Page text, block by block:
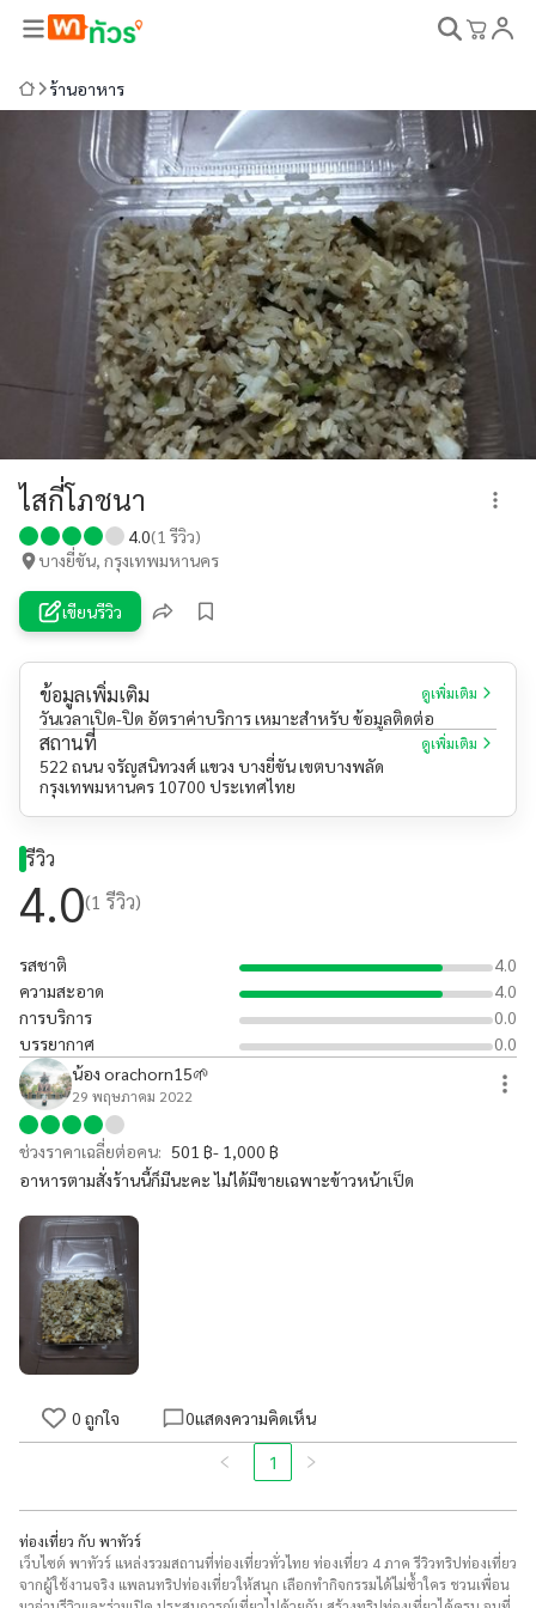
ร้านอาหาร
ไสกี่โภชนา
4.0(1 รีวิว)
บางยี่ขัน, กรุงเทพมหานคร
เขียนรีวิว
ข้อมูลเพิ่มเติม ดูเพิ่มเติม
วันเวลาเปิด-ปิด อัตราค่าบริการ เหมาะสำหรับ ข้อมูลติดต่อ
สถานที่ ดูเพิ่มเติม
522 ถนน จรัญสนิทวงศ์ แขวง บางยี่ขัน เขตบางพลัด
กรุงเทพมหานคร 10700 ประเทศไทย
รีวิว
4.0(1 รีวิว)
รสชาติ
4.0
ความสะอาด
4.0
การบริการ
0.0
บรรยากาศ
0.0
น้อง orachorn15🌱
29 พฤษภาคม 2022
ช่วงราคาเฉลี่ยต่อคน: 501 ฿- 1,000 ฿
อาหารตามสั่งร้านนี้ก็มีนะคะ​ ไม่ได้มีขายเฉพาะข้าวหน้าเป็ด
0 ถูกใจ 0แสดงความคิดเห็น
1
ท่องเที่ยว กับ พาทัวร์
เว็บไซต์ พาทัวร์ แหล่งรวมสถานที่ท่องเที่ยวทั่วไทย ท่องเที่ยว 4 ภาค รีวิวทริปท่องเที่ยว
จากผู้ใช้งานจริง แพลนทริปท่องเที่ยวให้สนุก เลือกทำกิจกรรมได้ไม่ซ้ำใคร ชวนเพื่อน